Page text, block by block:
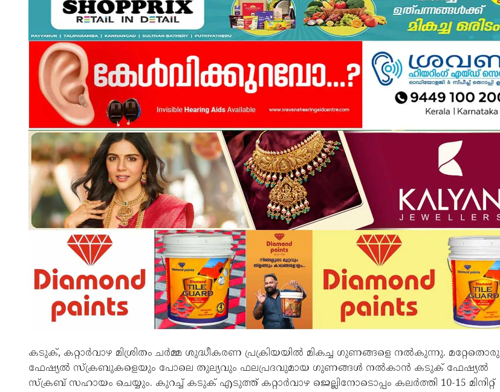
കടുക്, കറ്റാർവാഴ മിശ്രിതം ചർമ്മ ശുദ്ധീകരണ പ്രക്രിയയിൽ മികച്ച ഗുണങ്ങളെ നൽകുന്നു. മറ്റേതൊരു
ഫേഷ്യൽ സ്ക്രബുകളെയും പോലെ തുല്യവും ഫലപ്രദവുമായ ഗുണങ്ങൾ നൽകാൻ കടുക് ഫേഷ്യൽ
സ്‌ക്രബ് സഹായം ചെയ്യും. കുറച്ച് കടുക് എടുത്ത് കറ്റാർവാഴ ജെല്ലിനോടൊപ്പം കലർത്തി 10-15 മിനിറ്റ്